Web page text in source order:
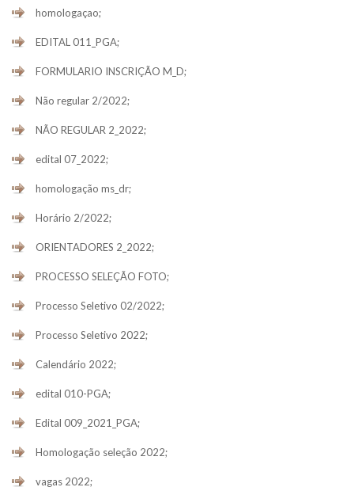
homologaçao;
EDITAL 011_PGA;
FORMULARIO INSCRIÇÃO M_D;
Não regular 2/2022;
NÃO REGULAR 2_2022;
edital 07_2022;
homologação ms_dr;
Horário 2/2022;
ORIENTADORES 2_2022;
PROCESSO SELEÇÃO FOTO;
Processo Seletivo 02/2022;
Processo Seletivo 2022;
Calendário 2022;
edital 010-PGA;
Edital 009_2021_PGA;
Homologação seleção 2022;
vagas 2022;